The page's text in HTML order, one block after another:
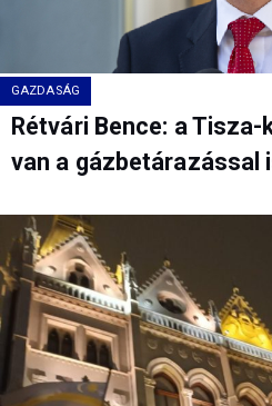
GAZDASÁG
Rétvári Bence: a
van a gázbetárazással